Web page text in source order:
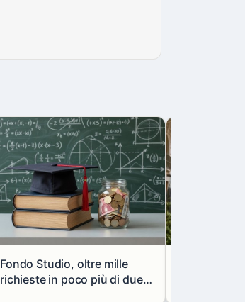
Fondo Studio, oltre mille
richieste in poco più di due